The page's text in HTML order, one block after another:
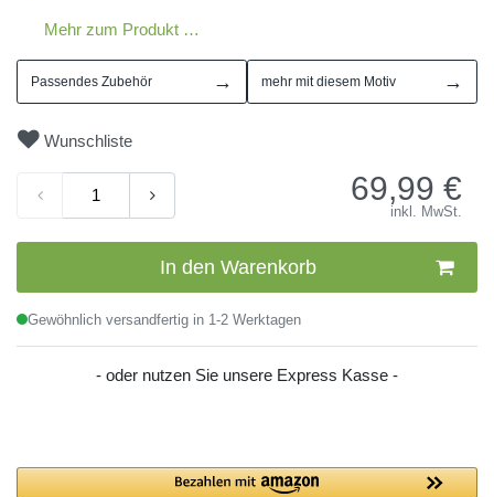
Mehr zum Produkt …
Passendes Zubehör → mehr mit diesem Motiv →
Wunschliste
69,99 €
inkl. MwSt.
In den Warenkorb
Gewöhnlich versandfertig in 1-2 Werktagen
- oder nutzen Sie unsere Express Kasse -